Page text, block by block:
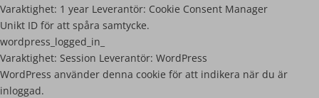
Varaktighet: 1 year Leverantör: Cookie Consent Manager
Unikt ID för att spåra samtycke.
wordpress_logged_in_
Varaktighet: Session Leverantör: WordPress
WordPress använder denna cookie för att indikera när du är
inloggad.